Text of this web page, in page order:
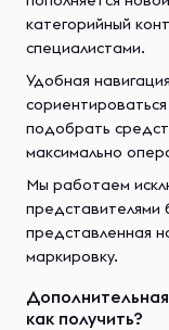
категорийный
специалистами.
Удобная
подобрать
максимально
Мы работаем
представителями
представленная
маркировку.
как получить?